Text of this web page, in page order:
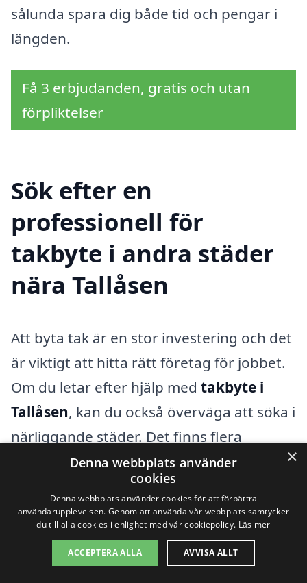
sålunda spara dig både tid och pengar i
längden.
Få 3 erbjudanden, gratis och utan
förpliktelser
Sök efter en
professionell för
takbyte i andra städer
nära Tallåsen
Att byta tak är en stor investering och det
är viktigt att hitta rätt företag för jobbet.
Om du letar efter hjälp med takbyte i
Tallåsen, kan du också överväga att söka i
närliggande städer. Det finns flera
professionella företag specialiserade på
takbyten som kan erbjuda
konkurrenskraftiga priser och expertis.
Genom att jämföra olika alternativ kan du
säkerställa att du får det bästa
×
Denna webbplats använder
cookies
Denna webbplats använder cookies för att förbättra
användarupplevelsen. Genom att använda vår webbplats samtycker
du till alla cookies i enlighet med vår cookiepolicy. Läs mer
ACCEPTERA ALLA AVVISA ALLT